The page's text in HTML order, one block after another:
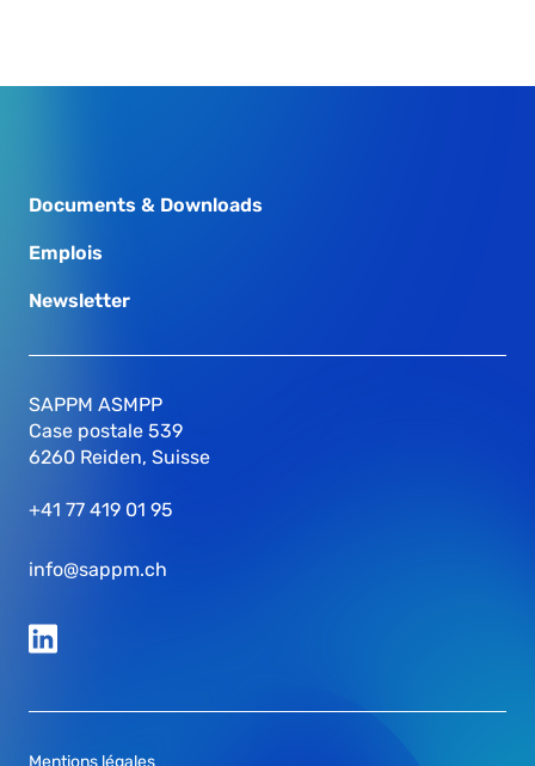
Documents & Downloads
Emplois
Newsletter
SAPPM ASMPP
Case postale 539
6260 Reiden, Suisse
+41 77 419 01 95
info@sappm.ch